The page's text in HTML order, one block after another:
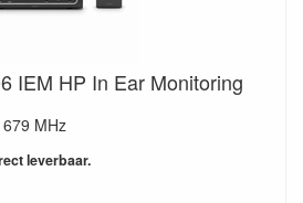
IEM HP In Ear Monitoring
MHz
leverbaar.